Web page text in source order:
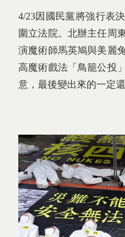
4/23因國民黨將強行表
圍立法院。北辦主任周
演魔術師馬英鳩與美麗
高魔術戲法「鳥籠公投
意，最後變出來的一定